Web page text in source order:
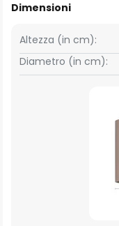
Dimensioni
Altezza (in cm):
Diametro (in cm):